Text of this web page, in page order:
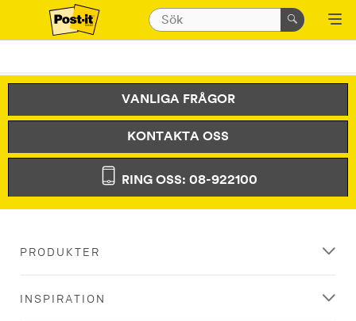
VANLIGA FRÅGOR
KONTAKTA OSS
RING OSS: 08-922100
PRODUKTER
INSPIRATION